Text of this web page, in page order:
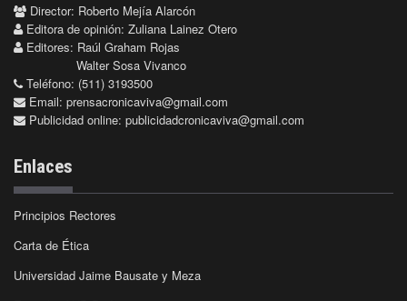
Director: Roberto Mejía Alarcón
Editora de opinión: Zuliana Lainez Otero
Editores: Raúl Graham Rojas
Walter Sosa Vivanco
Teléfono: (511) 3193500
Email: prensacronicaviva@gmail.com
Publicidad online: publicidadcronicaviva@gmail.com
Enlaces
Principios Rectores
Carta de Ética
Universidad Jaime Bausate y Meza